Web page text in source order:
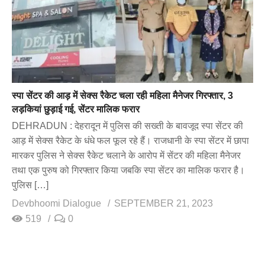
स्पा सेंटर की आड़ में सेक्स रैकेट चला रही महिला मैनेजर गिरफ्तार, 3
लड़कियां छुड़ाई गई, सेंटर मालिक फरार
DEHRADUN : देहरादून में पुलिस की सख्ती के बावजूद स्पा सेंटर की
आड़ में सेक्स रैकेट के धंधे फल फूल रहे हैं। राजधानी के स्पा सेंटर में छापा
मारकर पुलिस ने सेक्स रैकेट चलाने के आरोप में सेंटर की महिला मैनेजर
तथा एक पुरुष को गिरफ्तार किया जबकि स्पा सेंटर का मालिक फरार है।
पुलिस […]
Devbhoomi Dialogue
SEPTEMBER 21, 2023
519
0